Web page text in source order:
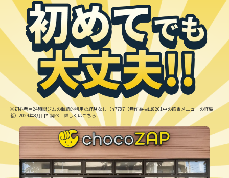
※初心者＝24時間ジムの継続的利用の経験なし（n7787（無作為抽出8261中の該当メニューの経験
者）2024年8月自社調べ 詳しくはこちら